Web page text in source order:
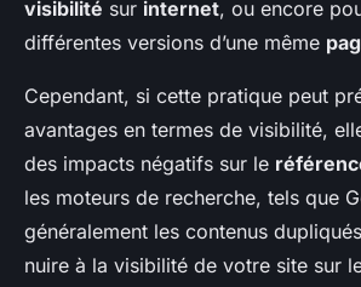
visibilité sur internet, ou encore
différentes versions d’une même
Cependant, si cette pratique peut
avantages en termes de visibilité,
des impacts négatifs sur le
les moteurs de recherche, tels que
généralement les contenus
nuire à la visibilité de votre site sur